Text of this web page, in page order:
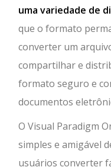
uma variedade de
que o formato
converter um
compartilhar e
formato seguro e
documentos
O Visual Paradigm
simples e amigável
usuários converter